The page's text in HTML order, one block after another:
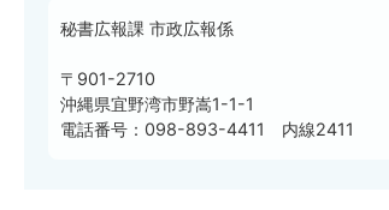
秘書広報課 市政広報係
〒901-2710
沖縄県宜野湾市野嵩1-1-1
電話番号：098-893-4411 内線2411